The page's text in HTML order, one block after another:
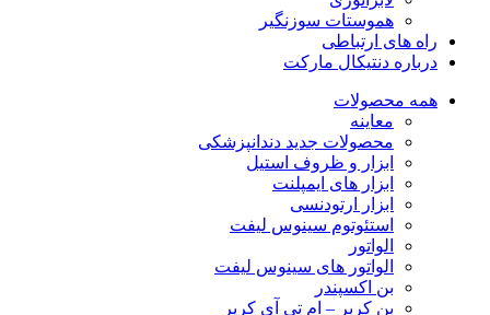
هموستات سوزنگیر
راه های ارتباطی
درباره دنتیکال مارکت
همه محصولات
معاینه
محصولات جدید دندانپزشکی
ابزار و ظروف استیل
ابزار های ایمپلنت
ابزار ارتودنسی
استئوتوم سینوس لیفت
الواتور
الواتور های سینوس لیفت
بن اکسپندر
بن کریر – ام تی آی کریر